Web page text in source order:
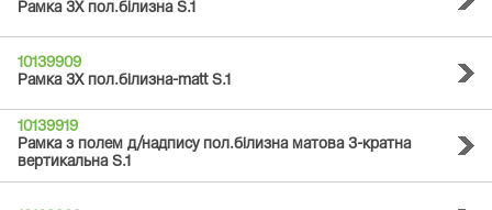
Рамка 3Х пол.білизна S.1
10139909
Рамка 3Х пол.білизна-matt S.1
10139919
Рамка з полем д/надпису пол.білизна матова 3-кратна
вертикальна S.1